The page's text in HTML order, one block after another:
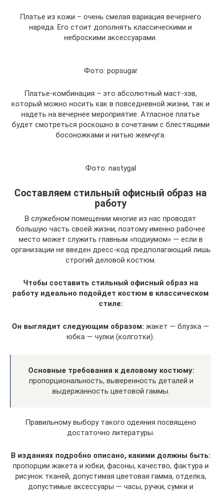
Платье из кожи – очень смелая вариация вечернего
наряда. Его стоит дополнять классическими и
неброскими аксессуарами.
Фото: popsugar
Платье-комбинация – это абсолютный маст-хэв,
который можно носить как в повседневной жизни, так и
надеть на вечернее мероприятие. Атласное платье
будет смотреться роскошно в сочетании с блестящими
босоножками и нитью жемчуга.
Фото: nastygal
Составляем стильный офисный образ на
работу
В служебном помещении многие из нас проводят
большую часть своей жизни, поэтому именно рабочее
место может служить главным «подиумом» — если в
организации не введен дресс-код предполагающий лишь
строгий деловой костюм.
Чтобы составить стильный офисный образ на
работу идеально подойдет костюм в классическом
стиле:
Он выглядит следующим образом: жакет — блузка —
юбка — чулки (колготки).
Основные требования к деловому костюму:
пропорциональность, выверенность деталей и
выдержанность цветовой гаммы.
Правильному выбору такого одеяния посвящено
достаточно литературы.
В изданиях подробно описано, какими должны быть:
пропорции жакета и юбки, фасоны, качество, фактура и
рисунок тканей, допустимая цветовая гамма, отделка,
допустимые аксессуары — часы, ручки, сумки и